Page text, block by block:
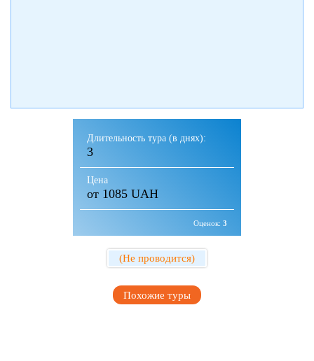
Длительность тура (в днях):
3
Цена
от 1085 UAH
Оценок: 3
(Не проводится)
Похожие туры